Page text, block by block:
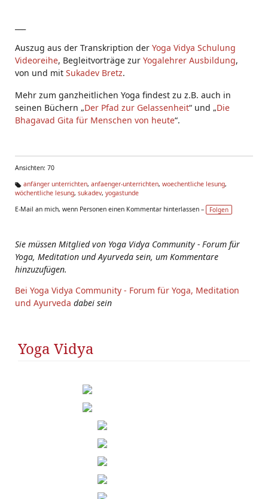
Auszug aus der Transkription der Yoga Vidya Schulung
Videoreihe, Begleitvorträge zur Yogalehrer Ausbildung,
von und mit Sukadev Bretz.
Mehr zum ganzheitlichen Yoga findest zu z.B. auch in
seinen Büchern „Der Pfad zur Gelassenheit“ und „Die
Bhagavad Gita für Menschen von heute“.
Ansichten: 70
Ta
s:
anfänger unterrichten, anfaenger-unterrichten, woechentliche lesung,
wöchentliche lesung, sukadev, yogastunde
E-Mail an mich, wenn Personen einen Kommentar hinterlassen –
Folgen
Sie müssen Mitglied von Yoga Vidya Community - Forum für
Yoga, Meditation und Ayurveda sein, um Kommentare
hinzuzufügen.
Bei Yoga Vidya Community - Forum für Yoga, Meditation
und Ayurveda dabei sein
Yoga Vidya